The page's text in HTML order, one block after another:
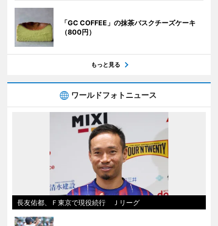
「GC COFFEE」の抹茶バスクチーズケーキ
（800円）
もっと見る
ワールドフォトニュース
長友佑都、Ｆ東京で現役続行 Ｊリーグ